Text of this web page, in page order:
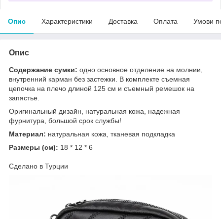
Опис Характеристики Доставка Оплата Умови
Опис
Содержание сумки: одно основное отделение на молнии,
внутренний карман без застежки. В комплекте съемная
цепочка на плечо длиной 125 см и съемный ремешок на
запястье.
Оригинальный дизайн, натуральная кожа, надежная
фурнитура, большой срок службы!
Материал: натуральная кожа, тканевая подкладка
Размеры (см): 18 * 12 * 6
Сделано в Турции